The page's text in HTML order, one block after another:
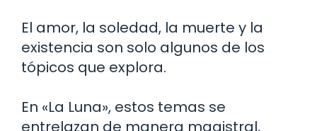
El amor, la soledad, la muerte y la
existencia son solo algunos de los
tópicos que explora.
En «La Luna», estos temas se
entrelazan de manera magistral,